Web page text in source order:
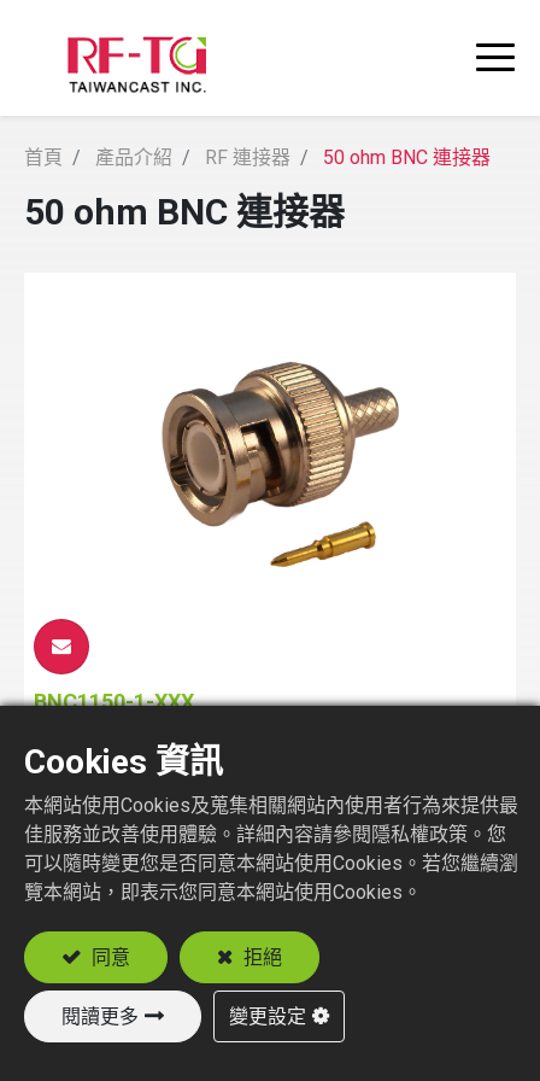
首頁 產品介紹 RF 連接器 50 ohm BNC 連接器
50 ohm BNC 連接器
BNC1150-1-XXX
Cookies 資訊
本網站使用Cookies及蒐集相關網站內使用者行為來提供最
佳服務並改善使用體驗。詳細內容請參閱隱私權政策。您
可以隨時變更您是否同意本網站使用Cookies。若您繼續瀏
覽本網站，即表示您同意本網站使用Cookies。
同意 拒絕
閱讀更多 變更設定